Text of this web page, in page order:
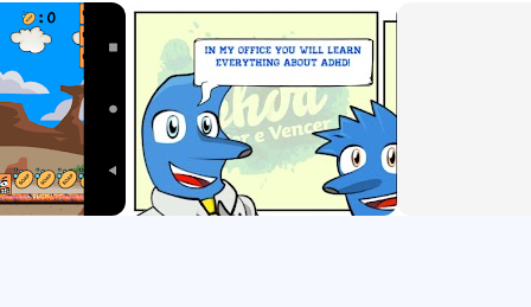
2）“什麼原因導致多動症？”
3）“如何克服多動症？”
4）“克服多動症！”
[NEW]您現在可以訪問此免費版本中的所有級別。有32個級
別。要解鎖新的章節，您可以使用在遊戲中收集的硬幣。
該遊戲由PIN-Progresso Infantil的心理學家Ivo Pinto博士在